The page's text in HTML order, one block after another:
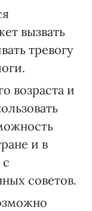
вызвать
тревогу
возраста и
и в
советов.